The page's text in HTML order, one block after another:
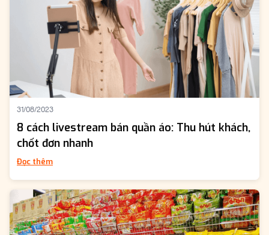
31/08/2023
8 cách livestream bán quần áo: Thu hút khách,
chốt đơn nhanh
Đọc thêm